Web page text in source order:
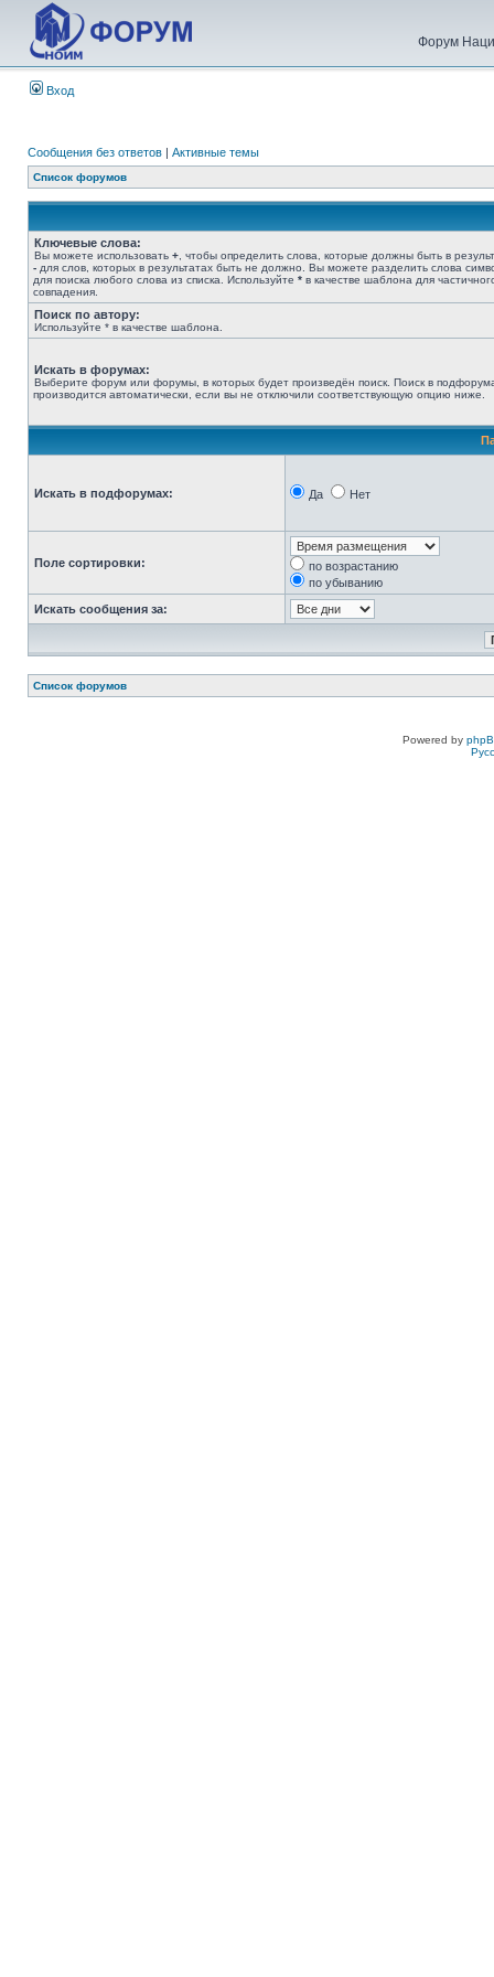
Форум
Вход
Сообщения без ответов | Активные темы
Список форумов
Ключевые слова:
Вы можете использовать + , чтобы определить слова, которые должны быть в
- для слов, которых в результатах быть не должно. Вы можете разделить слова
для поиска любого слова из списка. Используйте * в качестве шаблона для
совпадения.
Поиск по автору:
Используйте * в качестве шаблона.
Искать в форумах:
Выберите форум или форумы, в которых будет произведён поиск. Поиск в
производится автоматически, если вы не отключили соответствующую опцию ниже.
Искать в подфорумах: Да Нет
Поле сортировки:
по возрастанию
по убыванию
Искать сообщения за:
Список форумов
Powered by